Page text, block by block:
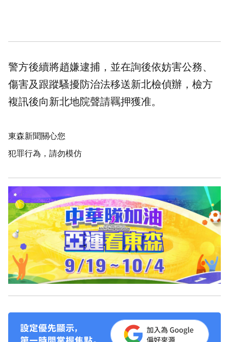
警方後續將趙嫌逮捕，並在詢後依妨害公務、
傷害及跟蹤騷擾防治法移送新北檢偵辦，檢方
複訊後向新北地院聲請羈押獲准。
東森新聞關心您
犯罪行為，請勿模仿